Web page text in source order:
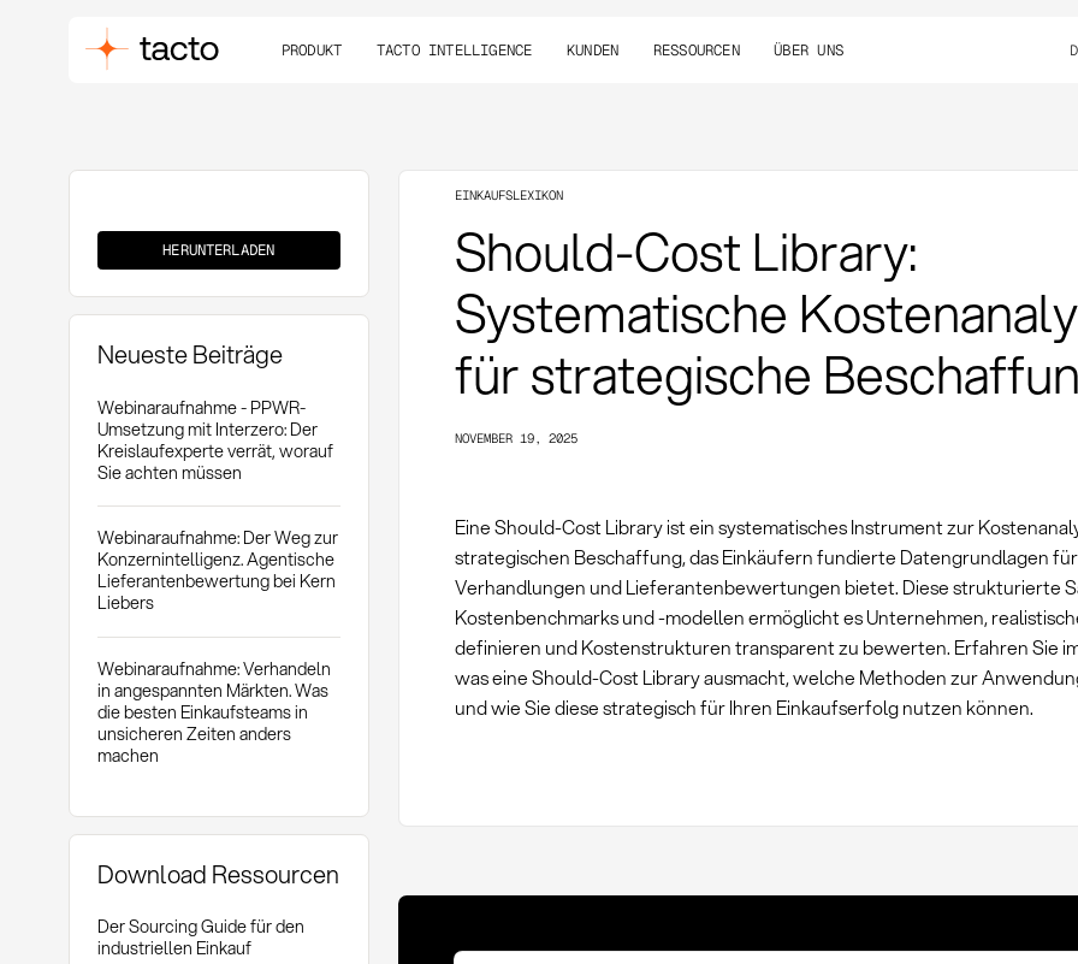
PRODUKT TACTO INTELLIGENCE KUNDEN RESSOURCEN ÜBER UNS
Cost
HERUNTERLADEN
Neueste Beiträge
Webinaraufnahme - PPWR-
Umsetzung mit Interzero: Der
Kreislaufexperte verrät, worauf
Sie achten müssen
Webinaraufnahme: Der Weg zur
Konzernintelligenz. Agentische
Lieferantenbewertung bei Kern
Liebers
Webinaraufnahme: Verhandeln
in angespannten Märkten. Was
die besten Einkaufsteams in
unsicheren Zeiten anders
machen
Download Ressourcen
Der Sourcing Guide für den
industriellen Einkauf
EINKAUFSLEXIKON
Should-Cost Library:
Systematische
für strategische
NOVEMBER 19, 2025
Eine Should-Cost Library ist ein systematisches Instrument zur
strategischen Beschaffung, das Einkäufern fundierte Datengrundlagen für
Verhandlungen und Lieferantenbewertungen bietet. Diese strukturierte
Kostenbenchmarks und -modellen ermöglicht es Unternehmen,
definieren und Kostenstrukturen transparent zu bewerten. Erfahren Sie
was eine Should-Cost Library ausmacht, welche Methoden zur
und wie Sie diese strategisch für Ihren Einkaufserfolg nutzen können.